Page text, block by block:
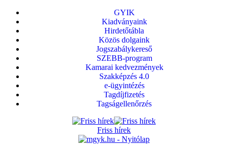
GYIK
Kiadványaink
Hirdetőtábla
Közös dolgaink
Jogszabálykereső
SZEBB-program
Kamarai kedvezmények
Szakképzés 4.0
e-ügyintézés
Tagdíjfizetés
Tagságellenőrzés
Friss hírek